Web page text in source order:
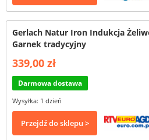
Gerlach Natur Iron Indukcja
Garnek tradycyjny
339,00 zł
Darmowa dostawa
Wysyłka: 1 dzień
Przejdź do sklepu >